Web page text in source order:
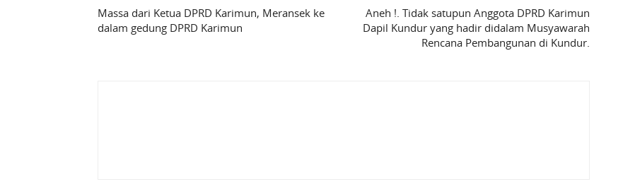
Massa dari Ketua DPRD Karimun, Meransek ke
dalam gedung DPRD Karimun
Aneh !. Tidak satupun Anggota DPRD Karimun
Dapil Kundur yang hadir didalam Musyawarah
Rencana Pembangunan di Kundur.